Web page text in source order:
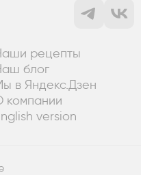
рецепты
блог
в Яндекс.Дзен
компании
version